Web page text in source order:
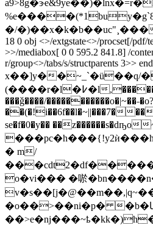
�/�)��x�k�b��uc"¸���
18 0 obj <>/extgstate<>/procset[/pdf/
>>/mediabox[ 0 0 595.2 841.8] /
r/group<>/tabs/s/structparents 3>>
x��]y��~_`�ü��q/
(����r�l�߇�l,�����.~,��wd�{�v__��������������|
���ǧ����/
��(�!i��6f��l�~||���7���
se�f�0�y�� ��z������s�dҧo
� m/
o�vi��� �唹
�o��>��ni�p�